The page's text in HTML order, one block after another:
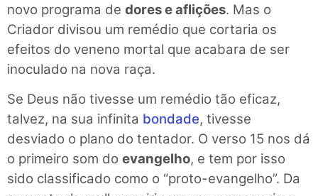
novo programa de dores e aflições. Mas o
Criador divisou um remédio que cortaria os
efeitos do veneno mortal que acabara de ser
inoculado na nova raça.
Se Deus não tivesse um remédio tão eficaz,
talvez, na sua infinita bondade, tivesse
desviado o plano do tentador. O verso 15 nos dá
o primeiro som do evangelho, e tem por isso
sido classificado como o “proto-evangelho”. Da